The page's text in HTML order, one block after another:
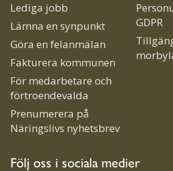
Lediga jobb
Lämna en synpunkt
Göra en felanmälan
Fakturera kommunen
För medarbetare och
förtroendevalda
Prenumerera på
Näringslivs nyhetsbrev
GDPR
Följ oss i sociala medier